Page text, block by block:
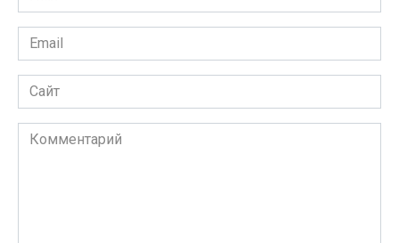
*
Email
*
Сайт
Комментарий